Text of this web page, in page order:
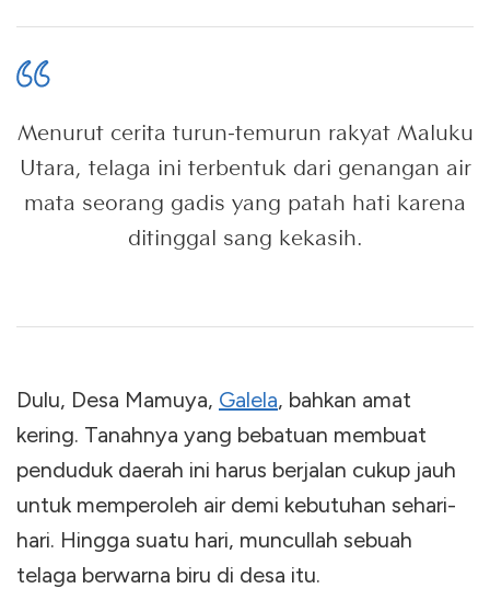
Menurut cerita turun-temurun rakyat Maluku
Utara, telaga ini terbentuk dari genangan air
mata seorang gadis yang patah hati karena
ditinggal sang kekasih.
Dulu, Desa Mamuya, Galela, bahkan amat
kering. Tanahnya yang bebatuan membuat
penduduk daerah ini harus berjalan cukup jauh
untuk memperoleh air demi kebutuhan sehari-
hari. Hingga suatu hari, muncullah sebuah
telaga berwarna biru di desa itu.